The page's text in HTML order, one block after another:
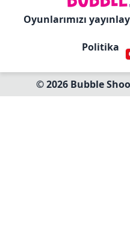
Oyunlarımızı
Politika
© 2026 Bubble